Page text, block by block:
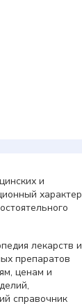
и
характер
лекарств и
препаратов
ценам и
справочник